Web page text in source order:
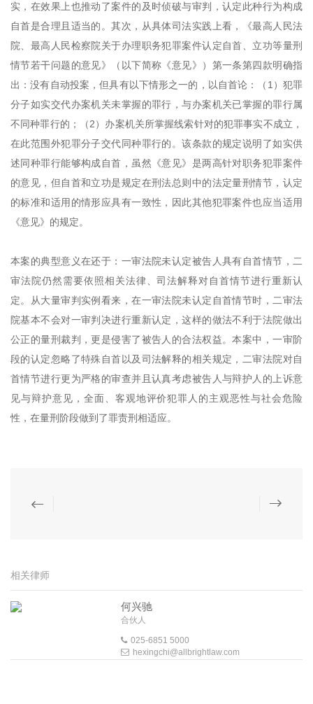
实，在效果上也推动了案件的及时侦破与审判，认定此种行为构成
自首是合理且适当的。其次，从具体司法实践上看，《最高人民法
院、最高人民检察院关于办理职务犯罪案件认定自首、立功等量刑
情节若干问题的意见》（以下简称《意见》）第一条第四款明确指
出：没有自动投案，但具有以下情形之一的，以自首论：（1）犯罪
分子如实交代办案机关未掌握的罪行，与办案机关已掌握的罪行属
不同种罪行的；（2）办案机关所掌握线索针对的犯罪事实不成立，
在此范围外犯罪分子交代同种罪行的。该条款的规定说明了如实供
述同种罪行能够构成自首，虽然《意见》是两高针对职务犯罪案件
的意见，但自首和立功是规定在刑法总则中的法定量刑情节，认定
的标准和适用的情形应具有一致性，因此其他犯罪案件也应当适用
《意见》的规定。
本案的典型意义在还于：一审法院未认定被告人具有自首情节，二
审法院仍然需要依照相关法律、司法解释对自首情节进行重新认
定。从大量审判实例看来，在一审法院未认定自首情节时，二审法
院基本不会对一审判决进行重新认定，这样的做法不利于法院做出
公正的量刑裁判，更是侵害了被告人的合法权益。本案中，一审阶
段的认定忽略了特殊自首以及司法解释的相关规定，二审法院对自
首情节进行更为严格的审查并且认真考虑被告人与辩护人的上诉意
见与辩护意见，全面、客观地评价犯罪人的主观恶性与社会危险
性，在量刑阶段做到了罪责刑相适应。
相关律师
何兴驰
合伙人
025-6851 5000
hexingchi@allbrightlaw.com